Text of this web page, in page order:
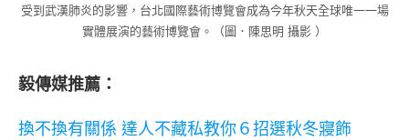
受到武漢肺炎的影響，台北國際藝術博覽會成為今年秋天全球唯一一場
實體展演的藝術博覽會。（圖．陳思明 攝影 ）
毅傳媒推薦：
換不換有關係 達人不藏私教你６招選秋冬寢飾